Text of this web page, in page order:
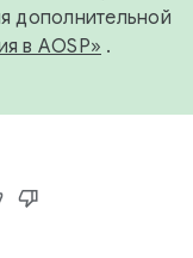
дополнительной
в AOSP» .